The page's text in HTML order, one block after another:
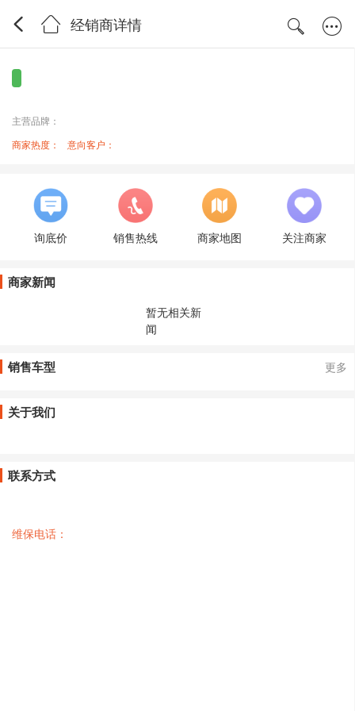
经销商详情
主营品牌：
商家热度：
意向客户：
询底价 销售热线 商家地图 关注商家
商家新闻
暂无相关新
闻
销售车型 更多
关于我们
联系方式
维保电话：